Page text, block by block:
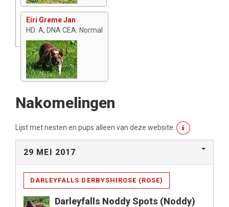
Eiri Greme Jan
HD: A, DNA CEA: Normal
Nakomelingen
Lijst met nesten en pups alleen van deze website.
29 MEI 2017
DARLEYFALLS DERBYSHIROSE (ROSE)
Darleyfalls Noddy Spots (Noddy)